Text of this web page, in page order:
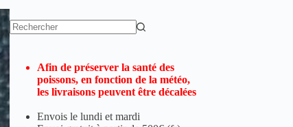
Aucun
Afin de préserver la santé des
poissons, en fonction de la météo,
les livraisons peuvent être décalées
Envois le lundi et mardi